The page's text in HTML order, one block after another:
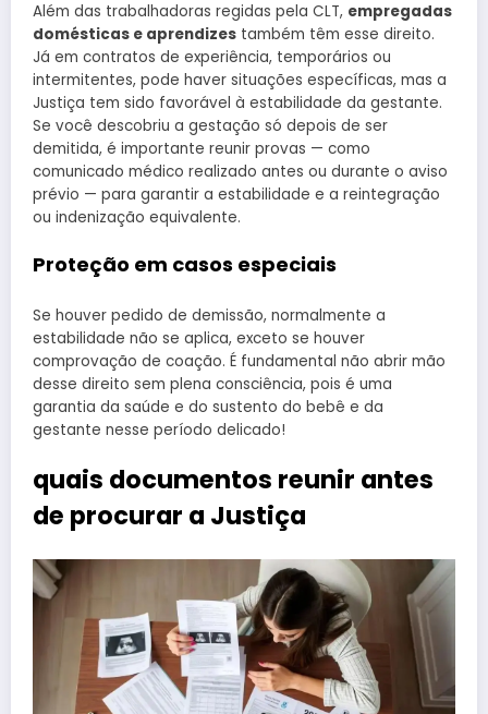
Além das trabalhadoras regidas pela CLT, empregadas
domésticas e aprendizes também têm esse direito.
Já em contratos de experiência, temporários ou
intermitentes, pode haver situações específicas, mas a
Justiça tem sido favorável à estabilidade da gestante.
Se você descobriu a gestação só depois de ser
demitida, é importante reunir provas — como
comunicado médico realizado antes ou durante o aviso
prévio — para garantir a estabilidade e a reintegração
ou indenização equivalente.
Proteção em casos especiais
Se houver pedido de demissão, normalmente a
estabilidade não se aplica, exceto se houver
comprovação de coação. É fundamental não abrir mão
desse direito sem plena consciência, pois é uma
garantia da saúde e do sustento do bebê e da
gestante nesse período delicado!
quais documentos reunir antes
de procurar a Justiça